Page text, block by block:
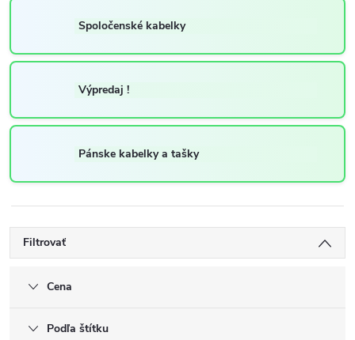
Spoločenské kabelky
Výpredaj !
Pánske kabelky a tašky
Filtrovať
Cena
Podľa štítku